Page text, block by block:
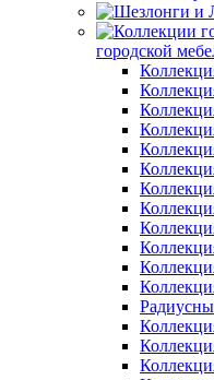
городской